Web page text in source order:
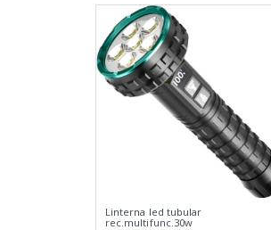
Linterna led tubular
rec.multifunc.30w